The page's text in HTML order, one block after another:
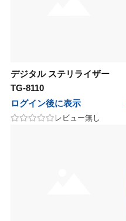
デジタル ステリライザー
TG-8110
ログイン後に表示
レビュー無し